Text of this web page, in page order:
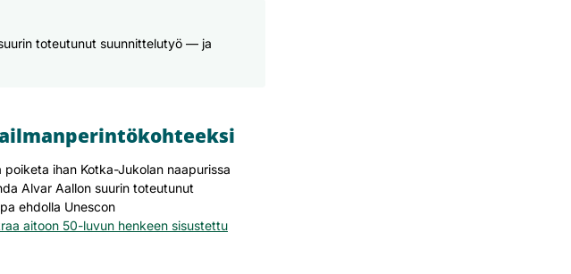
toteutunut suunnittelutyö — ja
ihan Kotka-Jukolan naapurissa
Alvar Aallon suurin toteutunut
ehdolla Unescon
aitoon 50-luvun henkeen sisustettu